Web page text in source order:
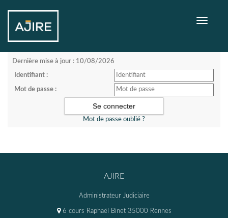
Toggle
Dernière mise à jour : 10/08/2026
Identifiant :
Mot de passe :
Mot de passe oublié ?
AJIRE
Administrateur Judiciaire
6 cours Raphaël Binet 35000 Rennes